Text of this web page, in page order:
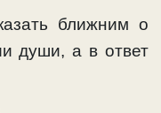
ближним о
души, а в ответ